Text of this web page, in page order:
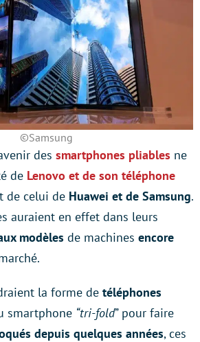
©Samsung
des smartphones pliables ne
de Lenovo et de son téléphone
de celui de Huawei et de Samsung.
auraient en effet dans leurs
modèles de machines encore
la forme de téléphones
smartphone “tri-fold” pour faire
depuis quelques années, ces